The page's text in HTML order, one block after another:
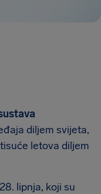
diljem svijeta,
letova diljem
lipnja, koji su